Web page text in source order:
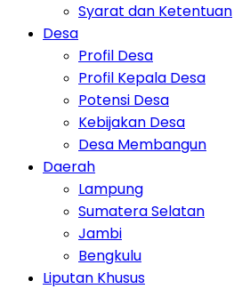
Syarat dan Ketentuan
Desa
Profil Desa
Profil Kepala Desa
Potensi Desa
Kebijakan Desa
Desa Membangun
Daerah
Lampung
Sumatera Selatan
Jambi
Bengkulu
Liputan Khusus